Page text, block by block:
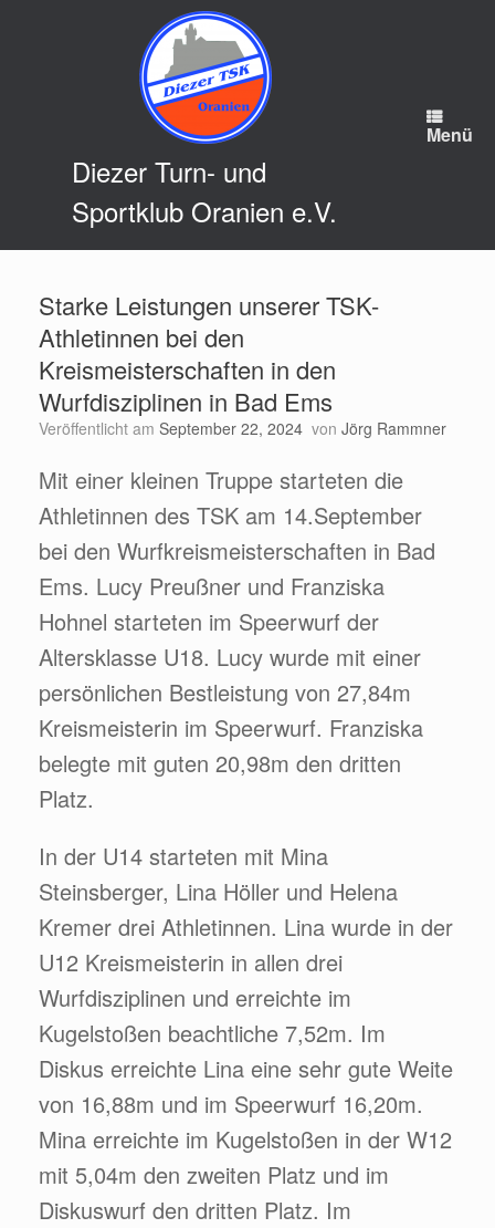
Diezer Turn- und
Sportklub Oranien e.V.
Menü
Starke Leistungen unserer TSK-
Athletinnen bei den
Kreismeisterschaften in den
Wurfdisziplinen in Bad Ems
Veröffentlicht am September 22, 2024 von Jörg Rammner
Mit einer kleinen Truppe starteten die
Athletinnen des TSK am 14.September
bei den Wurfkreismeisterschaften in Bad
Ems. Lucy Preußner und Franziska
Hohnel starteten im Speerwurf der
Altersklasse U18. Lucy wurde mit einer
persönlichen Bestleistung von 27,84m
Kreismeisterin im Speerwurf. Franziska
belegte mit guten 20,98m den dritten
Platz.
In der U14 starteten mit Mina
Steinsberger, Lina Höller und Helena
Kremer drei Athletinnen. Lina wurde in der
U12 Kreismeisterin in allen drei
Wurfdisziplinen und erreichte im
Kugelstoßen beachtliche 7,52m. Im
Diskus erreichte Lina eine sehr gute Weite
von 16,88m und im Speerwurf 16,20m.
Mina erreichte im Kugelstoßen in der W12
mit 5,04m den zweiten Platz und im
Diskuswurf den dritten Platz. Im